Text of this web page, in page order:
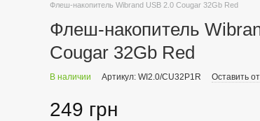
Флеш-накопитель Wibrand USB 2.0 Cougar 32Gb Red
Флеш-накопитель
Cougar 32Gb Red
В наличии Артикул: WI2.0/CU32P1R Оставить
249 грн